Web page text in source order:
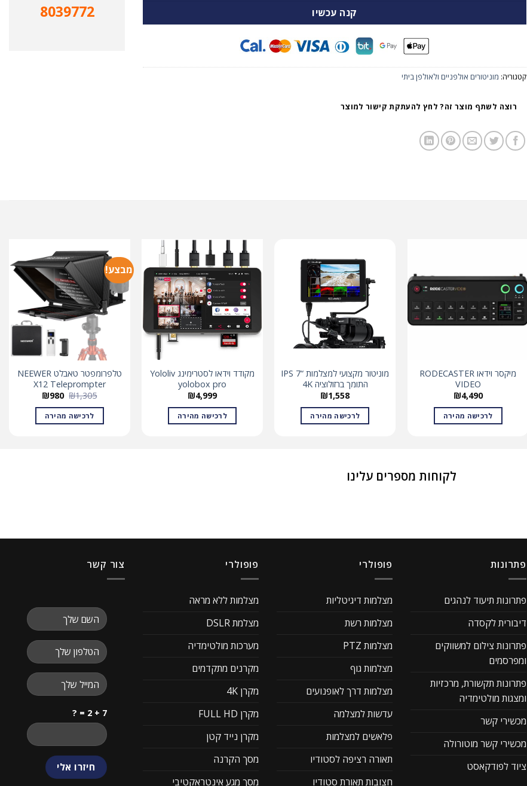
קנה עכשיו
קטגוריה: מוניטורים אולפניים ולאולפן ביתי
רוצה לשתף מוצר זה? לחץ להעתקת קישור למוצר
8039772
מיקסר וידאו RODECASTER
VIDEO
₪4,490
לרכישה מהירה
מוניטור מקצועי למצלמות “IPS 7
התומך ברזולוציה 4K
₪1,558
לרכישה מהירה
מקודד וידאו לסטרימינג Yololiv
yolobox pro
₪4,999
לרכישה מהירה
מבצע!
טלפרומפטר טאבלט NEEWER
X12 Teleprompter
₪1,305 המחיר
היה:
₪1,305.
₪980 המחיר
הוא: לרכישה מהירה
לקוחות מספרים עלינו
פתרונות
פתרונות תיעוד לנהגים
דיבורית לקסדה
פתרונות צילום למשווקים
ומפרסמים
פתרונות תקשורת, מרכזיות
ומצגות מולטימדיה
מכשירי קשר
מכשירי קשר מוטורולה
ציוד לפודקאסט
פופולרי
מצלמות דיגיטליות
מצלמות רשת
מצלמות PTZ
מצלמות גוף
מצלמות דרך לאופנועים
עדשות למצלמה
פלאשים למצלמות
תאורה רציפה לסטודיו
חצובות תאורת סטודיו
פופולרי
מצלמות ללא מראה
מצלמת DSLR
מערכות מולטימדיה
מקרנים מתקדמים
מקרן 4K
מקרן FULL HD
מקרן נייד קטן
מסך הקרנה
מסך מגע אינטראקטיבי
צור קשר
7 + 2 = ?